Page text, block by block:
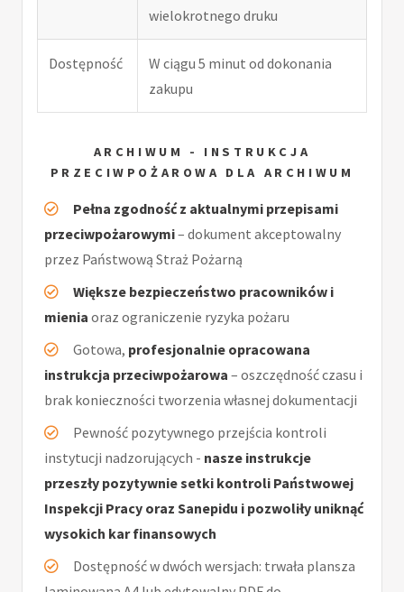
wielokrotnego druku
Dostępność
W ciągu 5 minut od dokonania
zakupu
ARCHIWUM - INSTRUKCJA
PRZECIWPOŻAROWA DLA ARCHIWUM
Pełna zgodność z aktualnymi przepisami
przeciwpożarowymi– dokument akceptowalny
przez Państwową Straż Pożarną
Większe bezpieczeństwo pracowników i
mienia oraz ograniczenie ryzyka pożaru
Gotowa, profesjonalnie opracowana
instrukcja przeciwpożarowa – oszczędność czasu i
brak konieczności tworzenia własnej dokumentacji
Pewność pozytywnego przejścia kontroli
instytucji nadzorujących - nasze instrukcje
przeszły pozytywnie setki kontroli Państwowej
Inspekcji Pracy oraz Sanepidu i pozwoliły uniknąć
wysokich kar finansowych
Dostępność w dwóch wersjach: trwała plansza